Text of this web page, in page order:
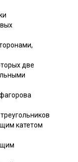
две
катетом